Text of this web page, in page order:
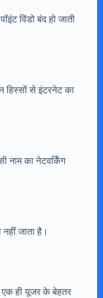
विंडो बंद हो जाती
हिस्सों से इंटरनेट का
नाम का नेटवर्किंग
नहीं जाता है।
ही यूजर के बेहतर